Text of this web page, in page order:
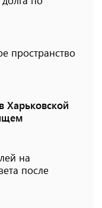
пространство
Харьковской
на
после